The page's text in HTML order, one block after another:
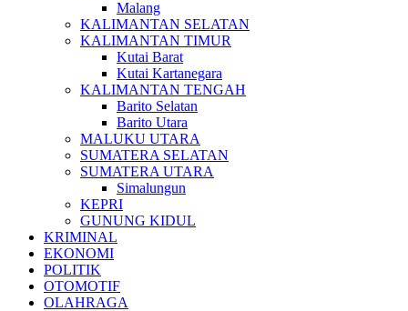
Malang
KALIMANTAN SELATAN
KALIMANTAN TIMUR
Kutai Barat
Kutai Kartanegara
KALIMANTAN TENGAH
Barito Selatan
Barito Utara
MALUKU UTARA
SUMATERA SELATAN
SUMATERA UTARA
Simalungun
KEPRI
GUNUNG KIDUL
KRIMINAL
EKONOMI
POLITIK
OTOMOTIF
OLAHRAGA